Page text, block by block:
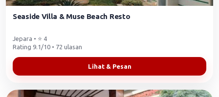
Seaside Villa & Muse Beach Resto
Jepara • ⭐ 4
Rating 9.1/10 • 72 ulasan
Lihat & Pesan